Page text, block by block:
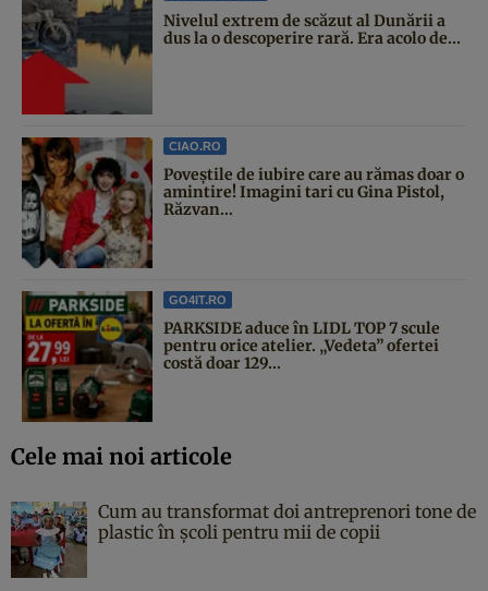
Nivelul extrem de scăzut al Dunării a
dus la o descoperire rară. Era acolo de...
CIAO.RO
Poveştile de iubire care au rămas doar o
amintire! Imagini tari cu Gina Pistol,
Răzvan...
GO4IT.RO
PARKSIDE aduce în LIDL TOP 7 scule
pentru orice atelier. „Vedeta” ofertei
costă doar 129...
Cele mai noi articole
Cum au transformat doi antreprenori tone de
plastic în școli pentru mii de copii